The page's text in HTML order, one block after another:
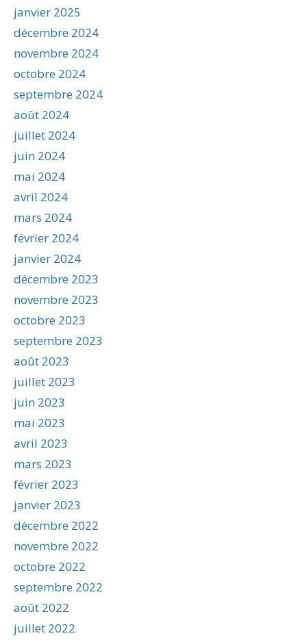
janvier 2025
décembre 2024
novembre 2024
octobre 2024
septembre 2024
août 2024
juillet 2024
juin 2024
mai 2024
avril 2024
mars 2024
février 2024
janvier 2024
décembre 2023
novembre 2023
octobre 2023
septembre 2023
août 2023
juillet 2023
juin 2023
mai 2023
avril 2023
mars 2023
février 2023
janvier 2023
décembre 2022
novembre 2022
octobre 2022
septembre 2022
août 2022
juillet 2022